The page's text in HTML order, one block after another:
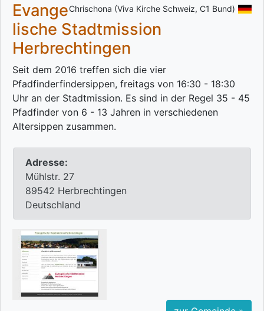
Chrischona (Viva Kirche Schweiz, C1 Bund)
Evange
lische Stadtmission
Herbrechtingen
Seit dem 2016 treffen sich die vier
Pfadfinderfindersippen, freitags von 16:30 - 18:30
Uhr an der Stadtmission. Es sind in der Regel 35 - 45
Pfadfinder von 6 - 13 Jahren in verschiedenen
Altersippen zusammen.
Adresse:
Mühlstr. 27
89542 Herbrechtingen
Deutschland